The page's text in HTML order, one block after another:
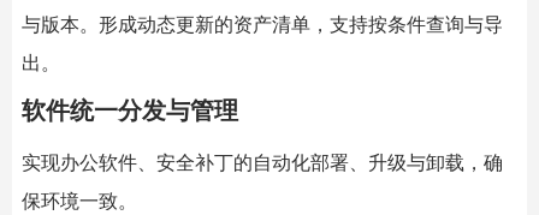
与版本。形成动态更新的资产清单，支持按条件查询与导
出。
软件统一分发与管理
实现办公软件、安全补丁的自动化部署、升级与卸载，确
保环境一致。